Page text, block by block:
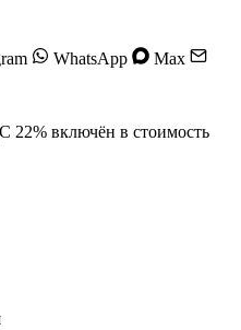
WhatsApp
Max
22% включён в стоимость